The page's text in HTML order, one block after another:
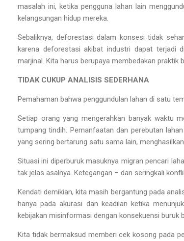
masalah ini, ketika pengguna lahan lain
kelangsungan hidup mereka.
Sebaliknya, deforestasi dalam konsesi tidak
karena deforestasi akibat industri dapat terjadi
marjinal. Kita harus berupaya membedakan praktik
TIDAK CUKUP ANALISIS SEDERHANA
Pemahaman bahwa penggundulan lahan di satu
Setiap orang yang mengerahkan banyak waktu
tumpang tindih. Pemanfaatan dan perebutan
yang sering bertarung satu sama lain,
Situasi ini diperburuk masuknya migran pencari
tak jelas asalnya. Ketegangan – dan seringkali
Kendati demikian, kita masih bergantung pada
hanya pada akurasi dan keadilan ketika
kebijakan misinformasi dengan konsekuensi buruk
Kita tidak bermaksud memberi cek kosong pada